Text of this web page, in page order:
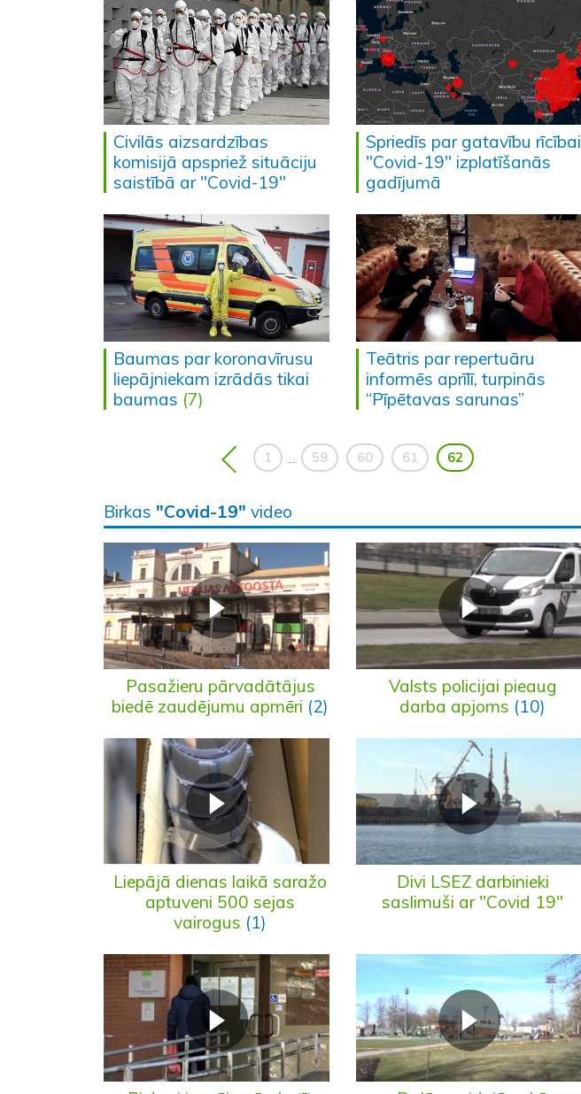
Civilās aizsardzības
komisijā apspriež situāciju
saistībā ar "Covid-19"
Spriedīs par gatavību rīcībai
"Covid-19" izplatīšanās
gadījumā
Baumas par koronavīrusu
liepājniekam izrādās tikai
baumas (7)
Teātris par repertuāru
informēs aprīlī, turpinās
“Pīpētavas sarunas”
1 59 60 61 62
Birkas "Covid-19" video
Pasažieru pārvadātājus
biedē zaudējumu apmēri (2)
Valsts policijai pieaug
darba apjoms (10)
Liepājā dienas laikā saražo
aptuveni 500 sejas
vairogus (1)
Divi LSEZ darbinieki
saslimuši ar "Covid 19"